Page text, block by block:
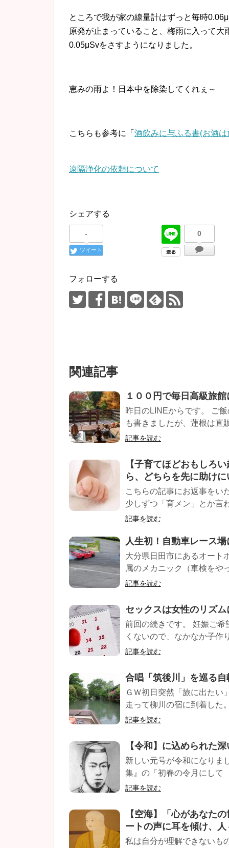
ところで我が家の線量計はずっと毎時
原発が止まっていること、梅雨に入って
0.05μSvをさすようになりました。
恵みの雨よ！日本中を除染してくれぇ～
こちらも参考に「 酒飲みに与ふる書(お酒
遠隔浄化の依頼について
シェアする
-
ツイート
0
フォローする
関連記事
１００円で毎日高級旅
昨日のLINEからです。 ご
も書きましたが、蓮根は直
記事を読む
【子育てほどおもしろ
ら、どちらを先に助け
こちらの記事にお返事をい
少しずつ「育メン」とか言
記事を読む
人生初！自動車レース
大分県日田市にあるオート
属のメカニック（車検をや
記事を読む
セックスは女性のリズ
前回の続きです。 妊娠ご
くないので、なかなか子作
記事を読む
合唱「筑後川」を巡る
ＧＷ初日突然「旅に出たい
走って柳川の宿に到着した
記事を読む
【令和】に込められた
新しい元号が令和になりま
集』の「初春の令月にし
記事を読む
【空海】「心があなた
ートの声に耳を傾け、
私は自分が理解できないも